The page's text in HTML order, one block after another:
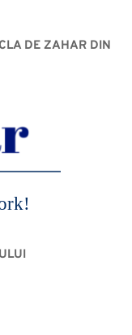
DE ZAHAR DIN